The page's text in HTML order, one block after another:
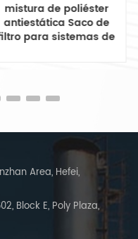
mistura de poliéster
antiestática Saco de
para sistemas de
Area, Hefei,
Block E, Poly Plaza,